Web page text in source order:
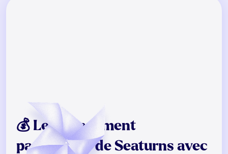
💰 Le financement
participatif de Seaturns avec